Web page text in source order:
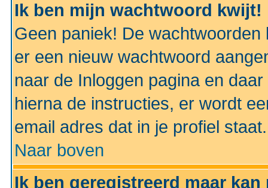
Ik ben mijn wachtwoord kwijt!
Geen paniek! De
er een nieuw wachtwoord
naar de Inloggen pagina en
hierna de instructies, er wordt
email adres dat in je profiel staat.
Naar boven
Ik ben geregistreerd maar